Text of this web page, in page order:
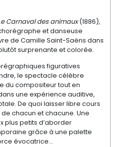
Carnaval des animaux(1886),
et danseuse
de Camille Saint-Saëns dans
surprenante et colorée.
figuratives
le spectacle célèbre
du compositeur tout en
une expérience auditive,
De quoi laisser libre cours
chacun et chacune. Une
plus petits d’aborder
grâce à une palette
évocatrice…